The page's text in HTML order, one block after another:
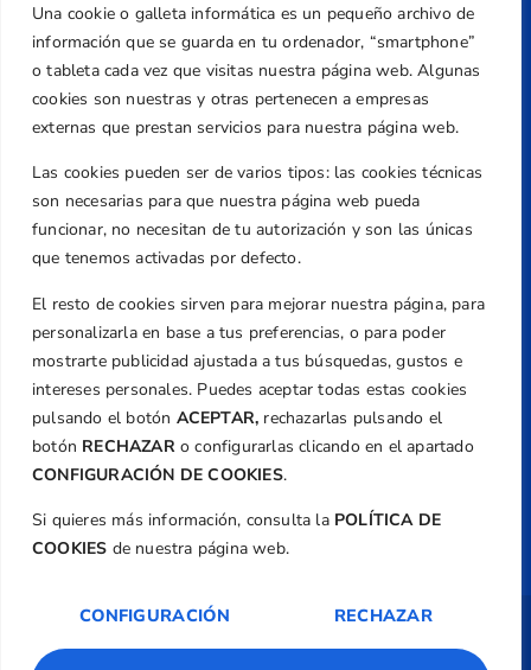
Una cookie o galleta informática es un pequeño archivo de
información que se guarda en tu ordenador, “smartphone”
o tableta cada vez que visitas nuestra página web. Algunas
cookies son nuestras y otras pertenecen a empresas
externas que prestan servicios para nuestra página web.
Las cookies pueden ser de varios tipos: las cookies técnicas
son necesarias para que nuestra página web pueda
funcionar, no necesitan de tu autorización y son las únicas
que tenemos activadas por defecto.
El resto de cookies sirven para mejorar nuestra página, para
personalizarla en base a tus preferencias, o para poder
mostrarte publicidad ajustada a tus búsquedas, gustos e
intereses personales. Puedes aceptar todas estas cookies
pulsando el botón ACEPTAR, rechazarlas pulsando el
botón RECHAZARo configurarlas clicando en el apartado
CONFIGURACIÓN DE COOKIES.
Si quieres más información, consulta la POLÍTICA DE
COOKIES de nuestra página web.
CONFIGURACIÓN RECHAZAR
Dirección
Centre de L´Esport, Carrer d'Isaac Peral i
Caballero, Nº 5, Despachos 2 y 3, 46980,
Valencia
+34 961 367 799
Email
federacion@golfcv.com
Aviso Legal
Política de Privacidad
Transparencia
Normativa
Federación
TecnoQuatre